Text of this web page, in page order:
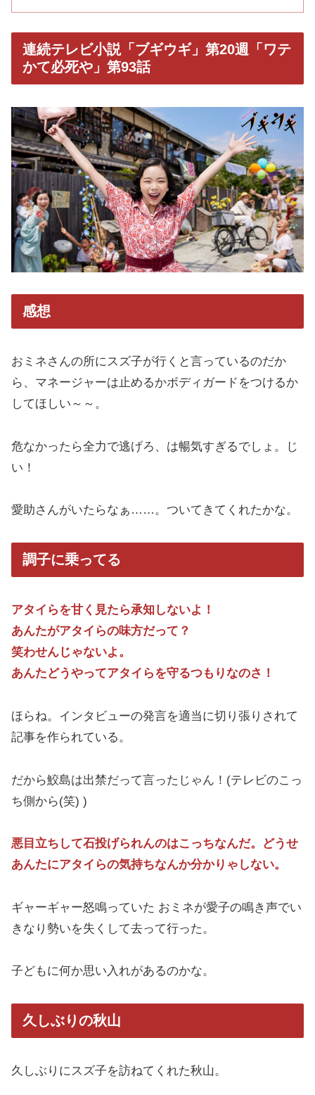
連続テレビ小説「ブギウギ」第20週「ワテ
かて必死や」第93話
感想
おミネさんの所にスズ子が行くと言っているのだか
ら、マネージャーは止めるかボディガードをつけるか
してほしい～～。
危なかったら全力で逃げろ、は暢気すぎるでしょ。じ
い！
愛助さんがいたらなぁ……。ついてきてくれたかな。
調子に乗ってる
アタイらを甘く見たら承知しないよ！
あんたがアタイらの味方だって？
笑わせんじゃないよ。
あんたどうやってアタイらを守るつもりなのさ！
ほらね。インタビューの発言を適当に切り張りされて
記事を作られている。
だから鮫島は出禁だって言ったじゃん！(テレビのこっ
ち側から(笑) )
悪目立ちして石投げられんのはこっちなんだ。どうせ
あんたにアタイらの気持ちなんか分かりゃしない。
ギャーギャー怒鳴っていた おミネが愛子の鳴き声でい
きなり勢いを失くして去って行った。
子どもに何か思い入れがあるのかな。
久しぶりの秋山
久しぶりにスズ子を訪ねてくれた秋山。